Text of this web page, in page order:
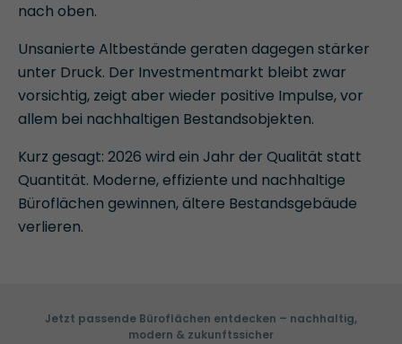
nach oben.
Unsanierte Altbestände geraten dagegen stärker
unter Druck. Der Investmentmarkt bleibt zwar
vorsichtig, zeigt aber wieder positive Impulse, vor
allem bei nachhaltigen Bestandsobjekten.
Kurz gesagt: 2026 wird ein Jahr der Qualität statt
Quantität. Moderne, effiziente und nachhaltige
Büroflächen gewinnen, ältere Bestandsgebäude
verlieren.
Jetzt passende Büroflächen entdecken – nachhaltig,
modern & zukunftssicher